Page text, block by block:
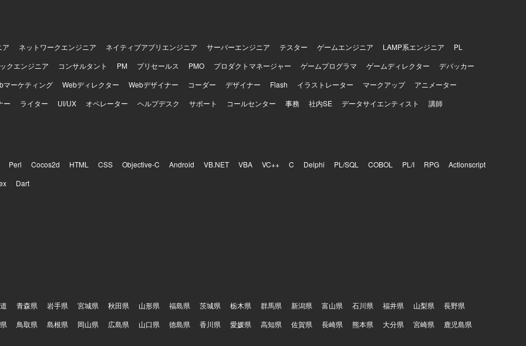
ていただけます。機能過多・情報量の多い業務システムに対して、ユーザビリテ
デザイン環境を想定しております。フロントエンドとしてReact等を意識したデザ
かせるプロジェクトです。
ア ネットワークエンジニア ネイティブアプリエンジニア サーバーエンジニア テスター ゲームエンジニア LAMP系エンジニア
PL
クエンジニア
コンサルタント PM プリセールス PMO プロダクトマネージャー ゲームプログラマ ゲームディレクター
デバッカー
マーケティング
Webディレクター Webデザイナー コーダー デザイナー Flash イラストレーター マークアップ
アニメーター
ー
ライター UI/UX オペレーター ヘルプデスク サポート コールセンター 事務 社内SE データサイエンティスト 講師
Perl Cocos2d HTML CSS Objective-C Android VB.NET VBA VC++ C Delphi PL/SQL COBOL PL/I RPG
Actionscript
Dart
青森県 岩手県 宮城県 秋田県 山形県 福島県 茨城県 栃木県 群馬県 新潟県 富山県 石川県 福井県 山梨県
長野県
鳥取県 島根県 岡山県 広島県 山口県 徳島県 香川県 愛媛県 高知県 佐賀県 長崎県 熊本県 大分県 宮崎県 鹿児島県